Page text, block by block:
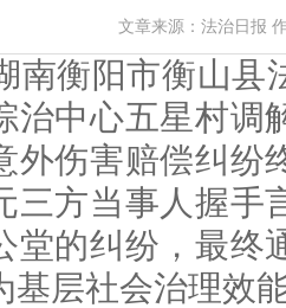
文章来源：法治日报
南衡阳市衡山县
治中心五星村调
外伤害赔偿纠纷
三方当事人握手
堂的纠纷，最终
基层社会治理效